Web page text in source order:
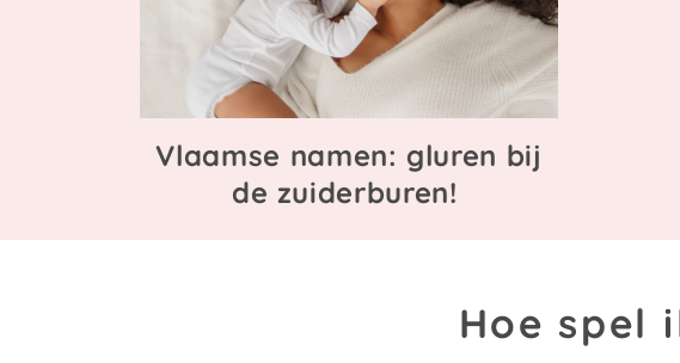
Vlaamse namen: gluren bij
de zuiderburen!
Hoe spel